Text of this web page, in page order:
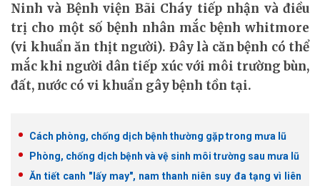
Ninh và Bệnh viện Bãi Cháy tiếp nhận và điều
trị cho một số bệnh nhân mắc bệnh whitmore
(vi khuẩn ăn thịt người). Đây là căn bệnh có thể
mắc khi người dân tiếp xúc với môi trường bùn,
đất, nước có vi khuẩn gây bệnh tồn tại.
Cách phòng, chống dịch bệnh thường gặp trong mưa lũ
Phòng, chống dịch bệnh và vệ sinh môi trường sau mưa lũ
Ăn tiết canh "lấy may", nam thanh niên suy đa tạng vì liên